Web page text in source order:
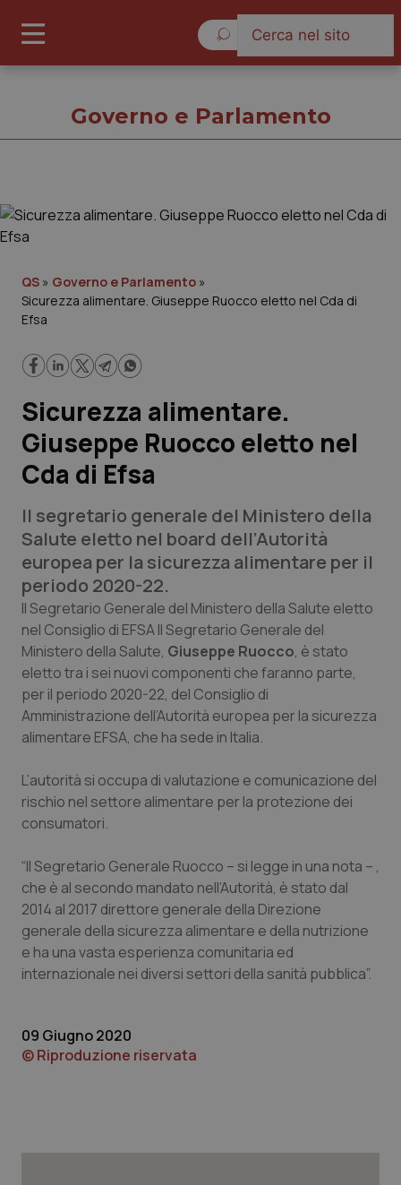
Governo e Parlamento
Regioni e Asl
Lavoro e Professioni
Scienza e Farmaci
Studi e Analisi
Lettere al direttore
Edizioni Regionali
QS Pro
Professionisti Sanitari.AI
Abruzzo
Basilicata
Calabria
Campania
Emilia-Romagna
Friuli Venezia Giulia
Liguria
QS Pro Gold
Artrite & artrosi
Asma & BPCO
Car-T
Colesterolo & coronaropatie
Dermatite Atopica
Disturbi dell’umore
Governo e Parlamento
QS » Governo e Parlamento »
Sicurezza alimentare. Giuseppe Ruocco eletto nel Cda di
Efsa
Sicurezza alimentare.
Giuseppe Ruocco eletto nel
Cda di Efsa
Il segretario generale del Ministero della
Salute eletto nel board dell’Autorità
europea per la sicurezza alimentare per il
periodo 2020-22.
Il Segretario Generale del Ministero della Salute eletto
nel Consiglio di EFSA Il Segretario Generale del
Ministero della Salute, Giuseppe Ruocco, è stato
eletto tra i sei nuovi componenti che faranno parte,
per il periodo 2020-22, del Consiglio di
Amministrazione dell’Autorità europea per la sicurezza
alimentare EFSA, che ha sede in Italia.
L’autorità si occupa di valutazione e comunicazione del
rischio nel settore alimentare per la protezione dei
consumatori.
“Il Segretario Generale Ruocco – si legge in una nota – ,
che è al secondo mandato nell’Autorità, è stato dal
2014 al 2017 direttore generale della Direzione
generale della sicurezza alimentare e della nutrizione
e ha una vasta esperienza comunitaria ed
internazionale nei diversi settori della sanità pubblica”.
09 Giugno 2020
© Riproduzione riservata